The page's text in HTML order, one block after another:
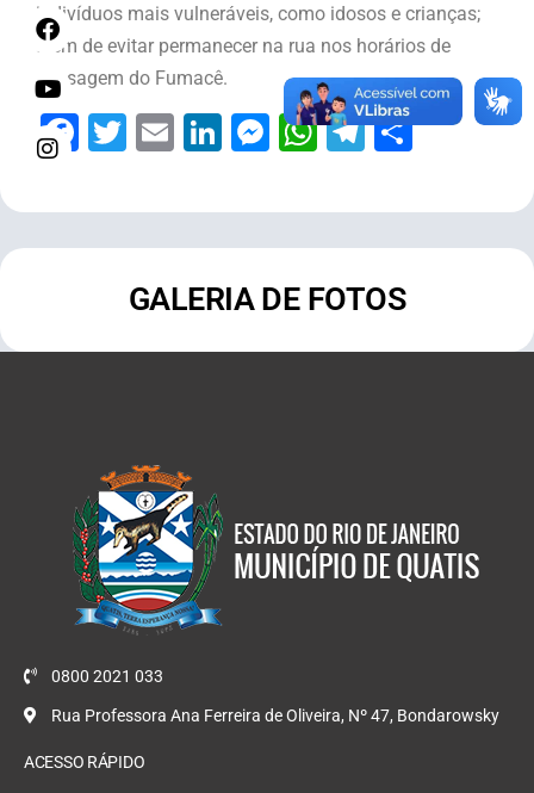
indivíduos mais vulneráveis, como idosos e crianças;
além de evitar permanecer na rua nos horários de
passagem do Fumacê.
Facebook
Twitter
EmailLinkedIn
Messenger
WhatsApp
Telegram
Share
GALERIA DE FOTOS
0800 2021 033
Rua Professora Ana Ferreira de Oliveira, Nº 47, Bondarowsky
ACESSO RÁPIDO